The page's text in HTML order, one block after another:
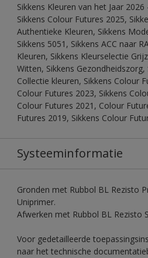
Sikkens Kleuren van het Jaar
Sikkens Colour Futures 2025,
Authentieke Kleuren, Sikkens
Sikkens 5051, Sikkens ACC naar
Kleuren, Sikkens Kleurselectie
Witten, Sikkens Gezondheidszorg,
Collectie kleuren, Sikkens Colour
Colour Futures 2023, Sikkens
Colour Futures 2021, Colour
Futures 2019, Sikkens Colour
Systeeminformatie
Gronden met Rubbol BL Rezisto
Uniprimer.
Afwerken met Rubbol BL Rezisto
Voor gedetailleerde
naar het technische